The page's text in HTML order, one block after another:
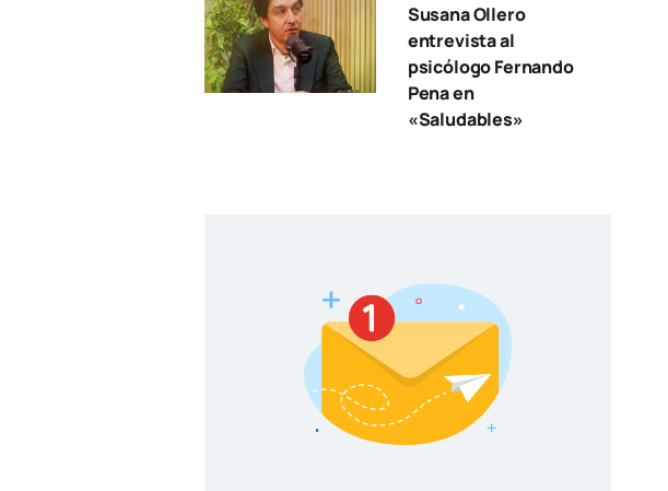
Susana Ollero
entrevista al
psicólogo Fernando
Pena en
«Saludables»